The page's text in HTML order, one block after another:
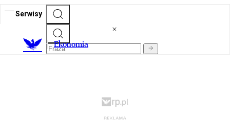
Serwisy
Ekonomia